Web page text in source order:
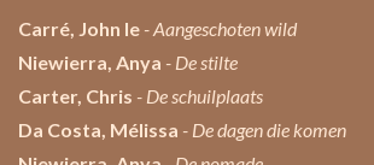
Carré, John le - Aangeschoten wild
Niewierra, Anya - De stilte
Carter, Chris - De schuilplaats
Da Costa, Mélissa - De dagen die komen